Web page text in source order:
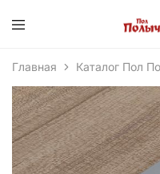
Главная Каталог Пол